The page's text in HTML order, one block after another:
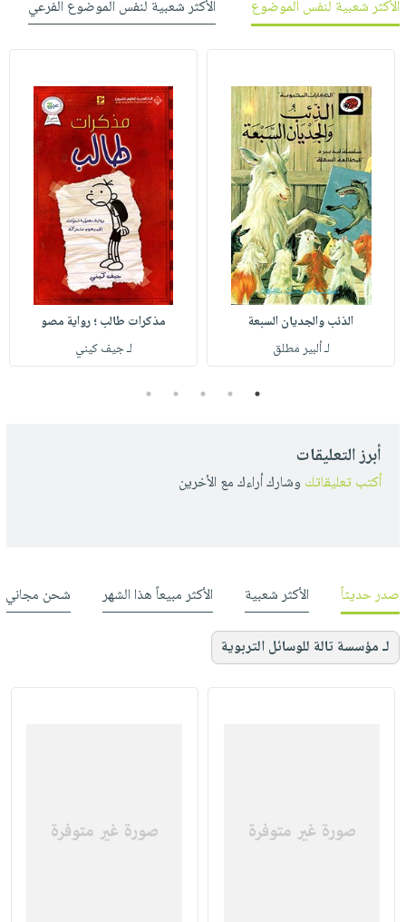
الأكثر شعبية لنفس الموضوع الأكثر شعبية لنفس الموضوع الفرعي
الذئب والجديان السبعة
لـ ألبير مطلق
مذكرات طالب ؛ رواية مصو
لـ جيف كيني
1
2
3
4
5
أبرز التعليقات
أكتب تعليقاتك وشارك أراءك مع الأخرين
صدر حديثاً الأكثر شعبية الأكثر مبيعاً هذا الشهر شحن مجاني
لـ مؤسسة تالة للوسائل التربوية